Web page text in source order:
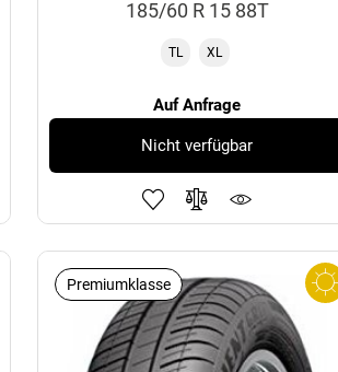
185/60 R 15 88T
TL XL
Auf Anfrage
Nicht verfügbar
Premiumklasse